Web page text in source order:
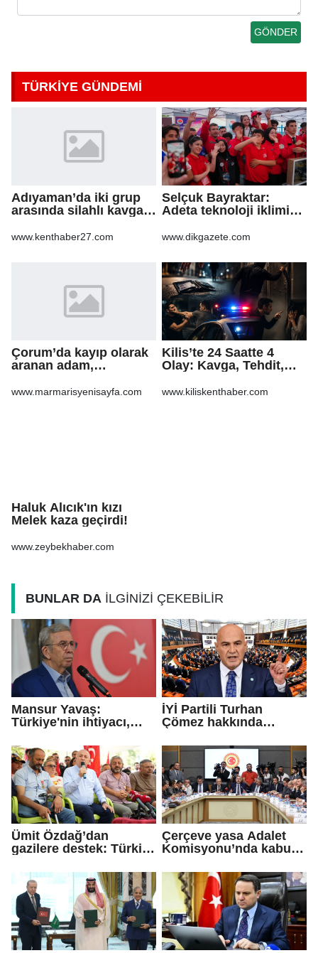
TÜRKİYE GÜNDEMİ
Adıyaman’da iki grup
arasında silahlı kavga:
www.kenthaber27.com
Selçuk Bayraktar:
Adeta teknoloji iklimi
www.dikgazete.com
Çorum’da kayıp olarak
aranan adam,
otomobilinin altında ölü
www.marmarisyenisayfa.com
Kilis’te 24 Saatte 4
Olay: Kavga, Tehdit,
Verme
www.kiliskenthaber.com
Haluk Alıcık'ın kızı
Melek kaza geçirdi!
www.zeybekhaber.com
BUNLAR DA İLGİNİZİ ÇEKEBİLİR
Mansur Yavaş:
Türkiye'nin ihtiyacı,
mutabakatlar değil
İYİ Partili Turhan
Çömez hakkında
Ümit Özdağ’dan
gazilere destek: Türkiye
taşımamalı
Çerçeve yasa Adalet
Komisyonu’nda kabul